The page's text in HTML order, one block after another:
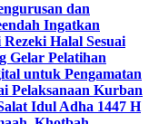
dan
Ingatkan
Halal Sesuai
Gelar Pelatihan
untuk Pengamatan
Pelaksanaan Kurban
Idul Adha 1447 H